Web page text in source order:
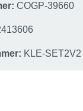
COGP-39660
KLE-SET2V2